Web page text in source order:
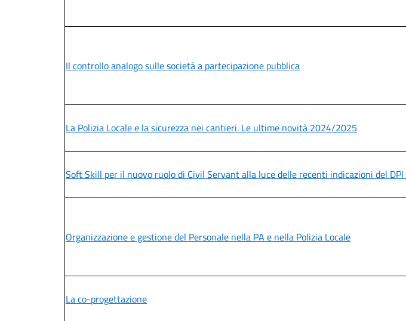
Il controllo analogo sulle società a partecipazione pubblica
La Polizia Locale e la sicurezza nei cantieri. Le ultime novità 2024/2025
Soft Skill per il nuovo ruolo di Civil Servant alla luce delle recenti indicazioni del
Organizzazione e gestione del Personale nella PA e nella Polizia Locale
La co-progettazione